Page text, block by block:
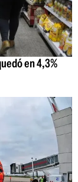
en 4,3%